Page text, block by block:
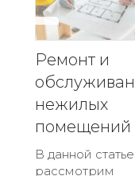
Ремонт и
нежилых
помещений
В данной
рассмотрим